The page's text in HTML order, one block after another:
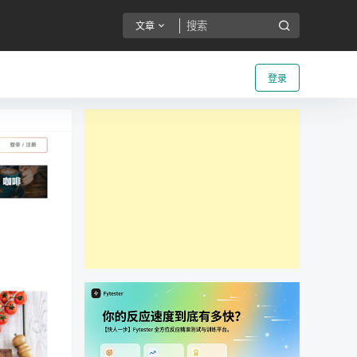
文章
登录